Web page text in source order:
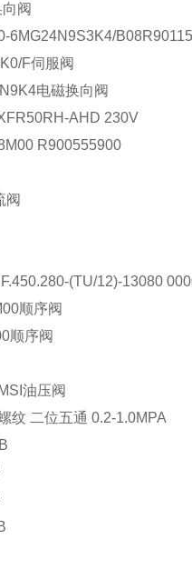
阀
6MG24N9S3K4/
F伺服阀
电磁换向阀
AHD 230V
R900555900
阀
(TU/12)-13080
顺序阀
顺序阀
油压阀
纹 二位五通 0.2-1.0MPA